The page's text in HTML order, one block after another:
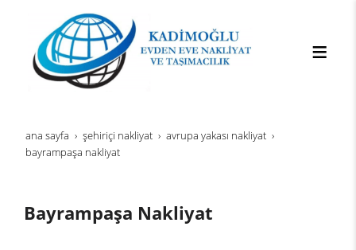
ana sayfa şehi̇ri̇çi̇ nakli̇yat
avrupa yakası nakliyat
bayrampaşa nakliyat
Bayrampaşa Nakliyat